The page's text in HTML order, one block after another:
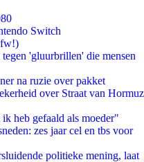
Switch
'gluurbrillen' die mensen
na ruzie over pakket
over Straat van Hormuz
heb gefaald als moeder"
zes jaar cel en tbs voor
politieke mening, laat